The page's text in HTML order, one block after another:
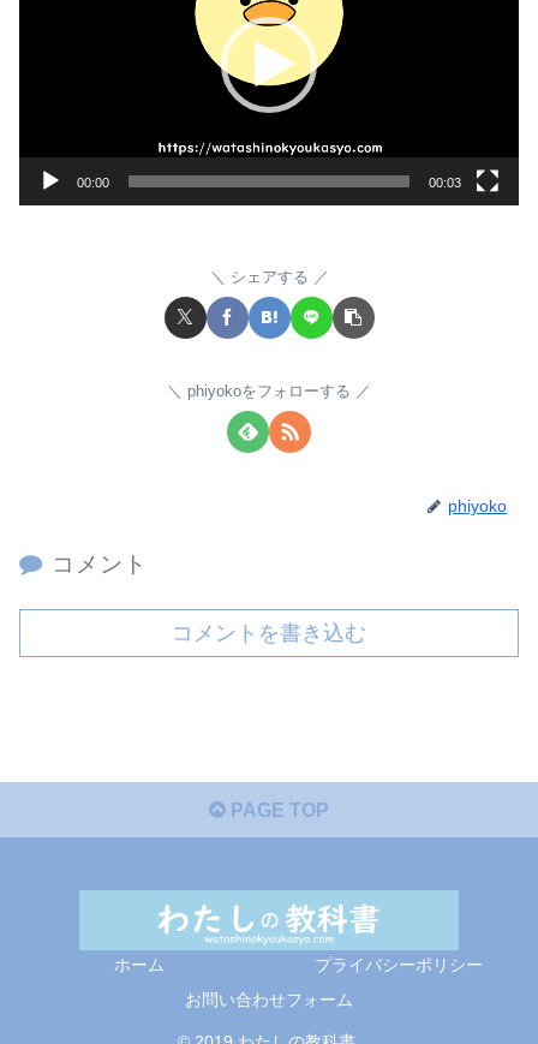
00:00 00:03
シェアする
phiyokoをフォローする
phiyoko
コメント
コメントを書き込む
PAGE TOP
ホーム
プライバシーポリシー
お問い合わせフォーム